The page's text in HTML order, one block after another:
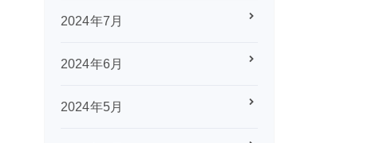
2024年7月
2024年6月
2024年5月